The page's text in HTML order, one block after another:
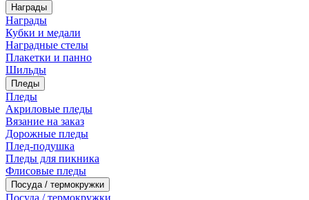
Награды
Награды
Кубки и медали
Наградные стелы
Плакетки и панно
Шильды
Пледы
Пледы
Акриловые пледы
Вязание на заказ
Дорожные пледы
Плед-подушка
Пледы для пикника
Флисовые пледы
Посуда / термокружки
Посуда / термокружки